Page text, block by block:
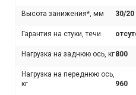
Высота занижения*, мм 30/20
Гарантия на стуки, течи
Нагрузка на заднюю ось, кг800
Нагрузка на переднюю ось,
кг
960